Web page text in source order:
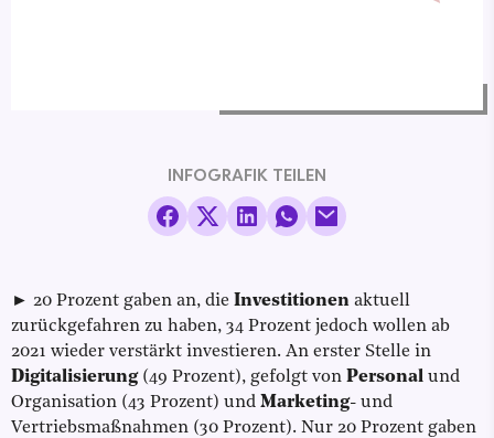
INFOGRAFIK TEILEN
► 20 Prozent gaben an, die Investitionen aktuell
zurückgefahren zu haben, 34 Prozent jedoch wollen ab
2021 wieder verstärkt investieren. An erster Stelle in
Digitalisierung(49 Prozent), gefolgt von Personal und
Organisation (43 Prozent) und Marketing- und
Vertriebsmaßnahmen (30 Prozent). Nur 20 Prozent gaben